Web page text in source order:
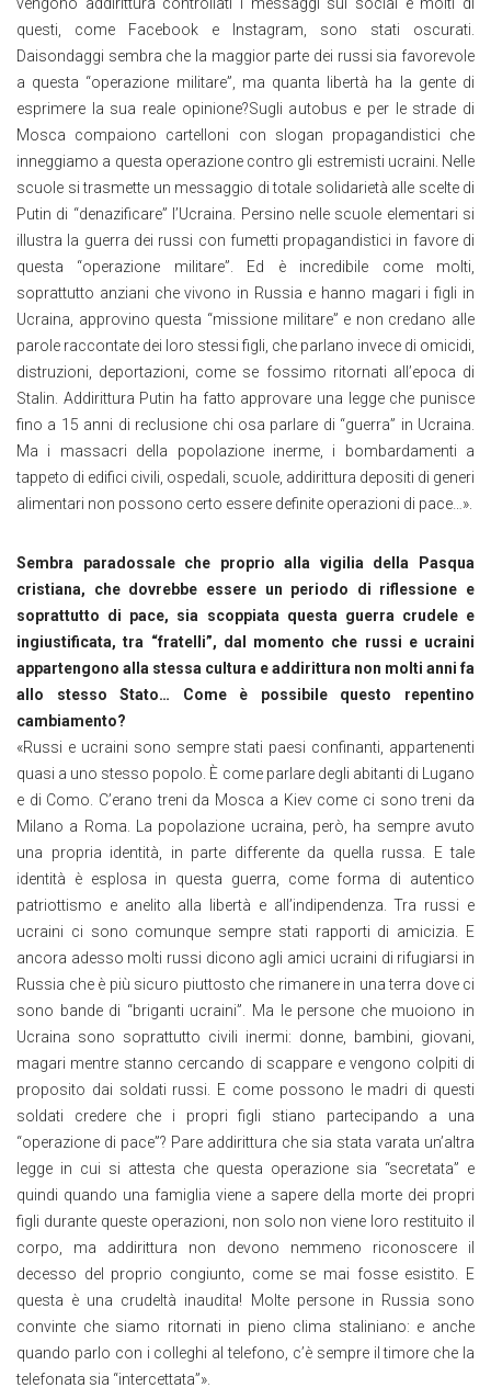
questi, come Facebook e Instagram, sono stati oscurati.
Daisondaggi sembra che la maggior parte dei russi sia favorevole
a questa “operazione militare”, ma quanta libertà ha la gente di
esprimere la sua reale opinione?Sugli autobus e per le strade di
Mosca compaiono cartelloni con slogan propagandistici che
inneggiamo a questa operazione contro gli estremisti ucraini. Nelle
scuole si trasmette un messaggio di totale solidarietà alle scelte di
Putin di “denazificare” l’Ucraina. Persino nelle scuole elementari si
illustra la guerra dei russi con fumetti propagandistici in favore di
questa “operazione militare”. Ed è incredibile come molti,
soprattutto anziani che vivono in Russia e hanno magari i figli in
Ucraina, approvino questa “missione militare” e non credano alle
parole raccontate dei loro stessi figli, che parlano invece di omicidi,
distruzioni, deportazioni, come se fossimo ritornati all’epoca di
Stalin. Addirittura Putin ha fatto approvare una legge che punisce
fino a 15 anni di reclusione chi osa parlare di “guerra” in Ucraina.
Ma i massacri della popolazione inerme, i bombardamenti a
tappeto di edifici civili, ospedali, scuole, addirittura depositi di generi
alimentari non possono certo essere definite operazioni di pace…».
Sembra paradossale che proprio alla vigilia della Pasqua
cristiana, che dovrebbe essere un periodo di riflessione e
soprattutto di pace, sia scoppiata questa guerra crudele e
ingiustificata, tra “fratelli”, dal momento che russi e ucraini
appartengono alla stessa cultura e addirittura non molti anni fa
allo stesso Stato… Come è possibile questo repentino
cambiamento?
«Russi e ucraini sono sempre stati paesi confinanti, appartenenti
quasi a uno stesso popolo. È come parlare degli abitanti di Lugano
e di Como. C’erano treni da Mosca a Kiev come ci sono treni da
Milano a Roma. La popolazione ucraina, però, ha sempre avuto
una propria identità, in parte differente da quella russa. E tale
identità è esplosa in questa guerra, come forma di autentico
patriottismo e anelito alla libertà e all’indipendenza. Tra russi e
ucraini ci sono comunque sempre stati rapporti di amicizia. E
ancora adesso molti russi dicono agli amici ucraini di rifugiarsi in
Russia che è più sicuro piuttosto che rimanere in una terra dove ci
sono bande di “briganti ucraini”. Ma le persone che muoiono in
Ucraina sono soprattutto civili inermi: donne, bambini, giovani,
magari mentre stanno cercando di scappare e vengono colpiti di
proposito dai soldati russi. E come possono le madri di questi
soldati credere che i propri figli stiano partecipando a una
“operazione di pace”? Pare addirittura che sia stata varata un’altra
legge in cui si attesta che questa operazione sia “secretata” e
quindi quando una famiglia viene a sapere della morte dei propri
figli durante queste operazioni, non solo non viene loro restituito il
corpo, ma addirittura non devono nemmeno riconoscere il
decesso del proprio congiunto, come se mai fosse esistito. E
questa è una crudeltà inaudita! Molte persone in Russia sono
convinte che siamo ritornati in pieno clima staliniano: e anche
quando parlo con i colleghi al telefono, c’è sempre il timore che la
telefonata sia “intercettata”».